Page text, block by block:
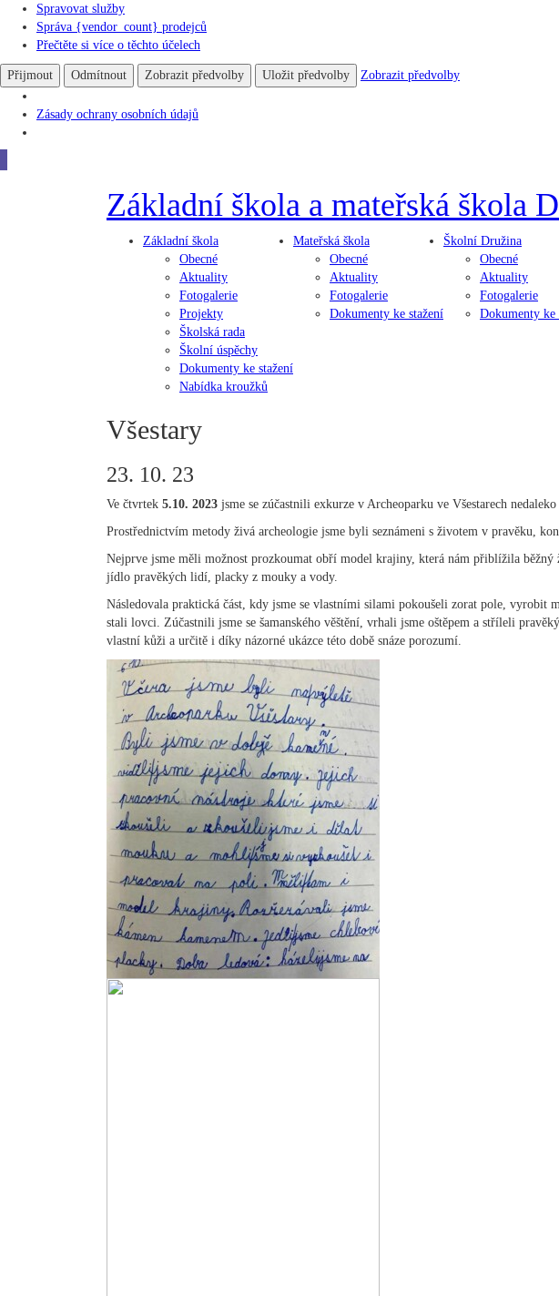
Spravovat služby
Správa {vendor_count} prodejců
Přečtěte si více o těchto účelech
Přijmout Odmítnout Zobrazit předvolby Uložit předvolby Zobrazit předvolby
Zásady ochrany osobních údajů
Základní škola a mateřská škola
Základní škola
Obecné
Aktuality
Fotogalerie
Projekty
Školská rada
Školní úspěchy
Dokumenty ke stažení
Nabídka kroužků
Mateřská škola
Obecné
Aktuality
Fotogalerie
Dokumenty ke stažení
Školní Družina
Obecné
Aktuality
Fotogalerie
Dokumenty ke
Všestary
23. 10. 23
Ve čtvrtek 5.10. 2023 jsme se zúčastnili exkurze v Archeoparku ve Všestarech
Prostřednictvím metody živá archeologie jsme byli seznámeni s životem v pravěku,
Nejprve jsme měli možnost prozkoumat obří model krajiny, která nám přiblížila
jídlo pravěkých lidí, placky z mouky a vody.
Následovala praktická část, kdy jsme se vlastními silami pokoušeli zorat pole, vyrobit
stali lovci. Zúčastnili jsme se šamanského věštění, vrhali jsme oštěpem a stříleli
vlastní kůži a určitě i díky názorné ukázce této době snáze porozumí.